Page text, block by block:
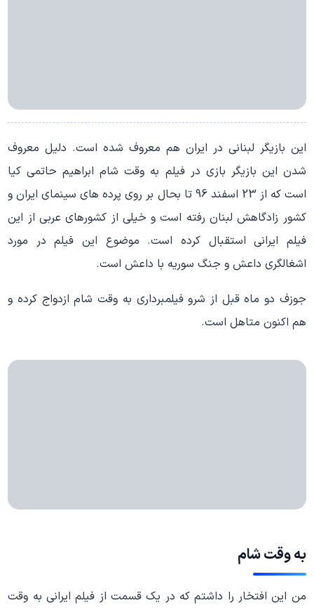
این بازیگر لبنانی در ایران هم معروف شده است. دلیل معروف
شدن این بازیگر بازی در فیلم به وقت شام ابراهیم حاتمی کیا
است که از 23 اسفند 96 تا بحال بر روی پرده های سینمای ایران و
کشور زادگاهش لبنان رفته است و خیلی از کشورهای عربی از این
فیلم ایرانی استقبال کرده است. موضوع این فیلم در مورد
اشغالگری داعش و جنگ سوریه با داعش است.
جوزف دو ماه قبل از شرو فیلمبرداری به وقت شام ازدواج کرده و
هم اکنون متاهل است.
به وقت شام
من این افتخار را داشتم که در یک قسمت از فیلم ایرانی به وقت